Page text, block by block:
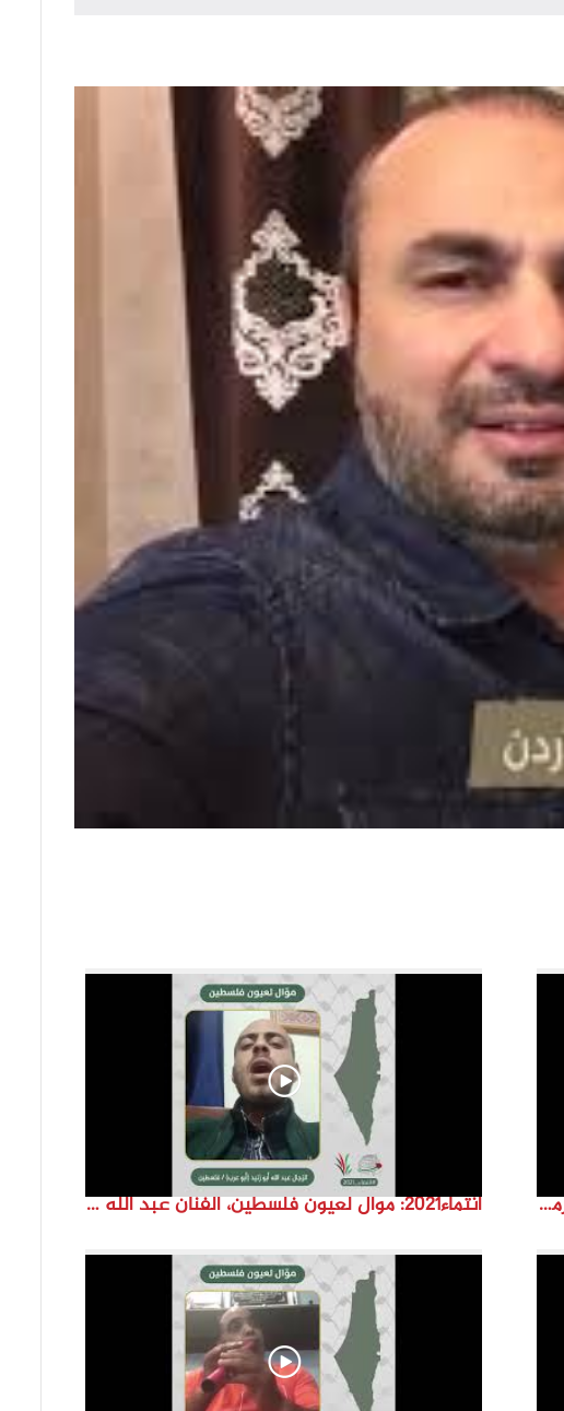
انتماء2021: موال لعيون فلسطين ، الفنان حسن رمزي ،الاردن انتماء2021: موال لعيون فلسطين، الفنان عبد الله ابو زنيد، فلسطين